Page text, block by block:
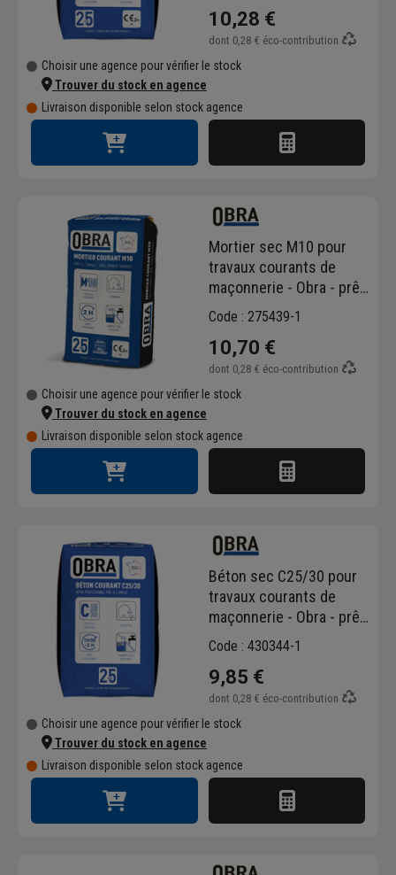
10,28 €
dont 0,28 € éco-contribution
Choisir une agence pour vérifier le stock
Trouver du stock en agence
Livraison disponible selon stock agence
Mortier sec M10 pour
travaux courants de
maçonnerie - Obra - prêt
à gâcher - sac de 25 kg
Code : 275439-1
10,70 €
dont 0,28 € éco-contribution
Choisir une agence pour vérifier le stock
Trouver du stock en agence
Livraison disponible selon stock agence
Béton sec C25/30 pour
travaux courants de
maçonnerie - Obra - prêt
à gâcher - sac de 25 kg
Code : 430344-1
9,85 €
dont 0,28 € éco-contribution
Choisir une agence pour vérifier le stock
Trouver du stock en agence
Livraison disponible selon stock agence